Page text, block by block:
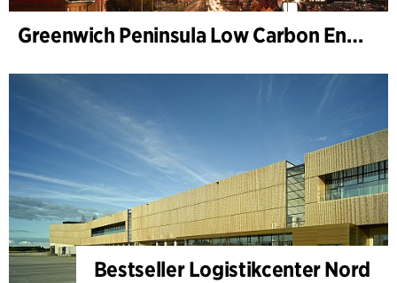
Greenwich Peninsula Low Carbon Energy Centre
Bestseller Logistikcenter Nord